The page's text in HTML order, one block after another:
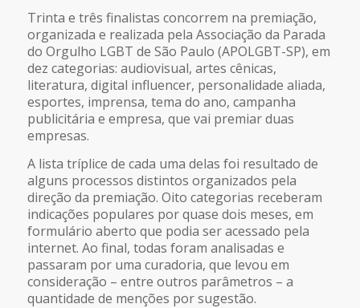
Trinta e três finalistas concorrem na premiação,
organizada e realizada pela Associação da Parada
do Orgulho LGBT de São Paulo (APOLGBT-SP), em
dez categorias: audiovisual, artes cênicas,
literatura, digital influencer, personalidade aliada,
esportes, imprensa, tema do ano, campanha
publicitária e empresa, que vai premiar duas
empresas.
A lista tríplice de cada uma delas foi resultado de
alguns processos distintos organizados pela
direção da premiação. Oito categorias receberam
indicações populares por quase dois meses, em
formulário aberto que podia ser acessado pela
internet. Ao final, todas foram analisadas e
passaram por uma curadoria, que levou em
consideração – entre outros parâmetros – a
quantidade de menções por sugestão.